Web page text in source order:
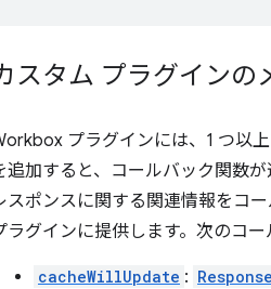
スタム プラグインの
プラグインには、1 つ以
追加すると、コールバック関数
スポンスに関する関連情報をコ
ラグインに提供します。次のコ
cacheWillUpdate : Response